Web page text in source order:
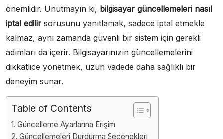
önemlidir. Unutmayın ki, bilgisayar güncellemeleri nasıl
iptal edilir sorusunu yanıtlamak, sadece iptal etmekle
kalmaz, aynı zamanda güvenli bir sistem için gerekli
adımları da içerir. Bilgisayarınızın güncellemelerini
dikkatlice yönetmek, uzun vadede daha sağlıklı bir
deneyim sunar.
Table of Contents
Güncelleme Ayarlarına Erişim
Güncellemeleri Durdurma Seçenekleri